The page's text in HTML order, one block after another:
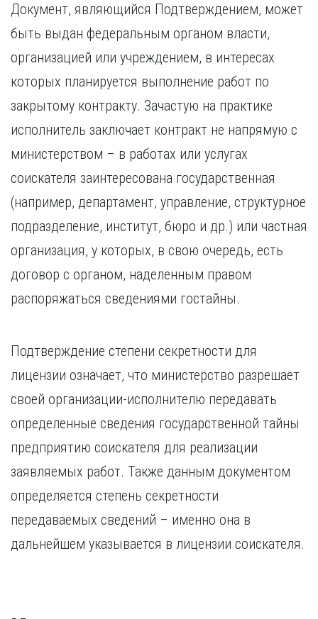
Документ, являющийся Подтверждением, может
быть выдан федеральным органом власти,
организацией или учреждением, в интересах
которых планируется выполнение работ по
закрытому контракту. Зачастую на практике
исполнитель заключает контракт не напрямую с
министерством – в работах или услугах
соискателя заинтересована государственная
(например, департамент, управление, структурное
подразделение, институт, бюро и др.) или частная
организация, у которых, в свою очередь, есть
договор с органом, наделенным правом
распоряжаться сведениями гостайны.
Подтверждение степени секретности для
лицензии означает, что министерство разрешает
своей организации-исполнителю передавать
определенные сведения государственной тайны
предприятию соискателя для реализации
заявляемых работ. Также данным документом
определяется степень секретности
передаваемых сведений – именно она в
дальнейшем указывается в лицензии соискателя.